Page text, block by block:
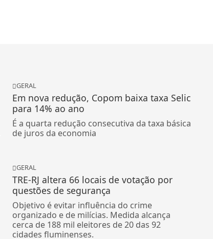
GERAL
Em nova redução, Copom baixa taxa Selic
para 14% ao ano
É a quarta redução consecutiva da taxa básica
de juros da economia
GERAL
TRE-RJ altera 66 locais de votação por
questões de segurança
Objetivo é evitar influência do crime
organizado e de milícias. Medida alcança
cerca de 188 mil eleitores de 20 das 92
cidades fluminenses.